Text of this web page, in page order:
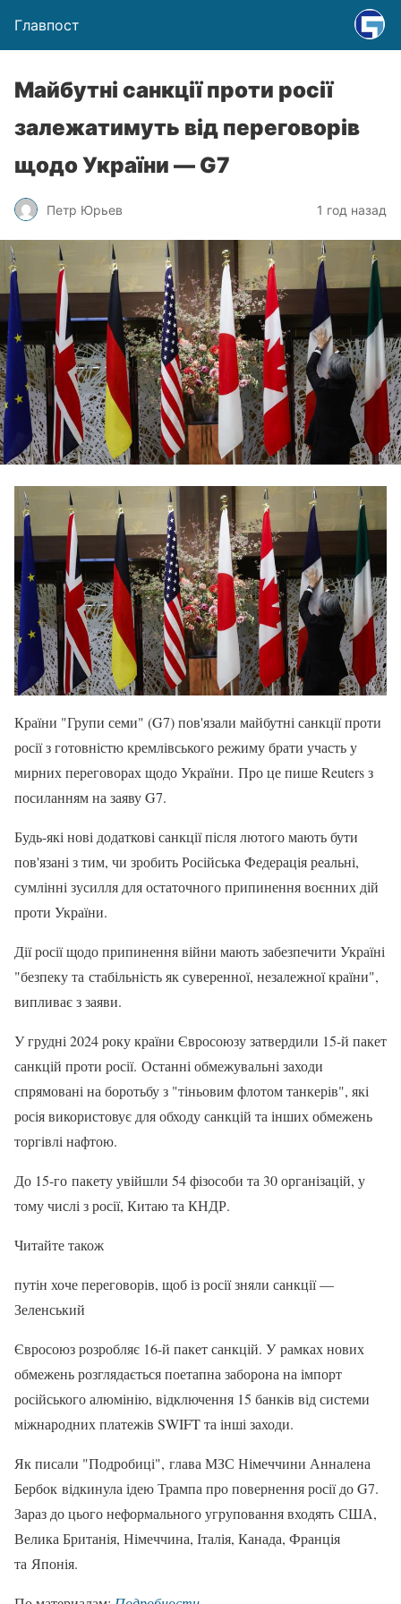
Главпост
Майбутні санкції проти росії
залежатимуть від переговорів
щодо України — ​G7
Петр Юрьев 1 год назад
Країни "Групи семи" (G7) пов'язали майбутні санкції проти
росії з готовністю кремлівського режиму брати участь у
мирних переговорах щодо України. Про це пише Reuters з
посиланням на заяву G7.
Будь-які нові додаткові санкції після лютого мають бути
пов'язані з тим, чи зробить Російська Федерація реальні,
сумлінні зусилля для остаточного припинення воєнних дій
проти України.
Дії росії щодо припинення війни мають забезпечити Україні
"безпеку та стабільність як суверенної, незалежної країни",
випливає з заяви.
У грудні 2024 року країни Євросоюзу затвердили 15-й пакет
санкцій проти росії. Останні обмежувальні заходи
спрямовані на боротьбу з "тіньовим флотом танкерів", які
росія використовує для обходу санкцій та інших обмежень
торгівлі нафтою.
До 15-го пакету увійшли 54 фізособи та 30 організацій, у
тому числі з росії, Китаю та КНДР.
Читайте також
путін хоче переговорів, щоб із росії зняли санкції —
Зеленський
Євросоюз розробляє 16-й пакет санкцій. У рамках нових
обмежень розглядається поетапна заборона на імпорт
російського алюмінію, відключення 15 банків від системи
міжнародних платежів SWIFT та інші заходи.
Як писали "Подробиці", глава МЗС Німеччини Анналена
Бербок відкинула ідею Трампа про повернення росії до G7.
Зараз до цього неформального угруповання входять США,
Велика Британія, Німеччина, Італія, Канада, Франція
та Японія.